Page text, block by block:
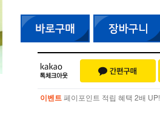
이벤트 페이포인트 적립 혜택 2배 UP!